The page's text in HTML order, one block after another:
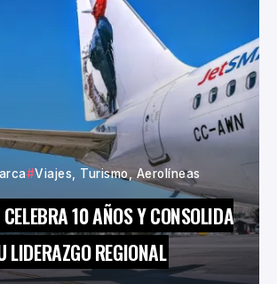
Viajes, Turismo, Aerolíneas
10 AÑOS Y CONSOLIDA
LIDERAZGO REGIONAL